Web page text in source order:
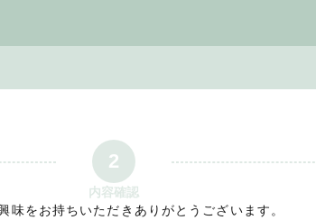
2
内容確認
味をお持ちいただきありがとうございます。